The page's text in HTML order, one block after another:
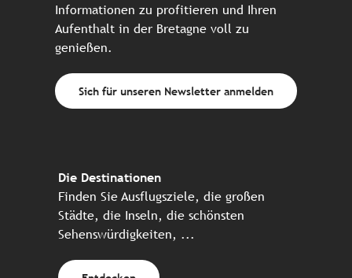
Informationen zu profitieren und Ihren
Aufenthalt in der Bretagne voll zu
genießen.
Sich für unseren Newsletter anmelden
Die Destinationen
Finden Sie Ausflugsziele, die großen
Städte, die Inseln, die schönsten
Sehenswürdigkeiten, ...